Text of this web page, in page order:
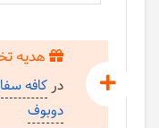
هدیه
درکافه
دوبوف